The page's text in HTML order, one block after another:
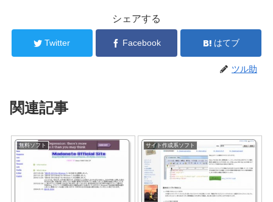
シェアする
Twitter Facebook はてブ
ツル助
関連記事
無料ソフト サイト作成系ソフト